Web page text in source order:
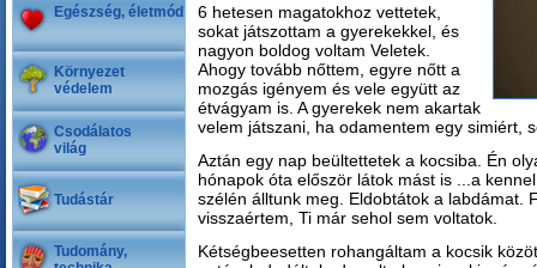
Egészség, életmód
Környezet
védelem
Csodálatos
világ
Tudástár
Tudomány,
6 hetesen magatokhoz vettetek,
sokat játszottam a gyerekekkel, és
nagyon boldog voltam Veletek.
Ahogy tovább nőttem, egyre nőtt a
mozgás igényem és vele együtt az
étvágyam is. A gyerekek nem akartak
velem játszani, ha odamentem egy simiért,
Aztán egy nap beültettetek a kocsiba. Én
hónapok óta először látok mást is ...a
szélén álltunk meg. Eldobtátok a labdámat.
visszaértem, Ti már sehol sem voltatok.
Kétségbeesetten rohangáltam a kocsik